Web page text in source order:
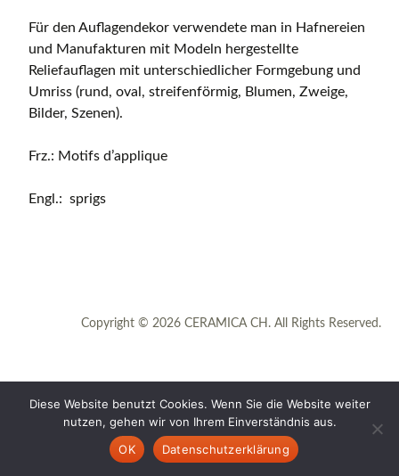
Für den Auflagendekor verwendete man in Hafnereien
und Manufakturen mit Modeln hergestellte
Reliefauflagen mit unterschiedlicher Formgebung und
Umriss (rund, oval, streifenförmig, Blumen, Zweige,
Bilder, Szenen).
Frz.: Motifs d’applique
Engl.: sprigs
Copyright © 2026 CERAMICA CH. All Rights Reserved.
Diese Website benutzt Cookies. Wenn Sie die Website weiter
nutzen, gehen wir von Ihrem Einverständnis aus.
OK
Datenschutzerklärung